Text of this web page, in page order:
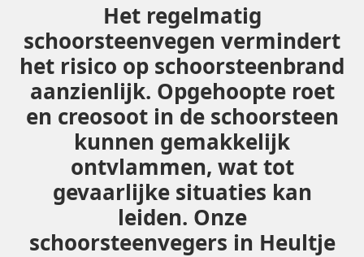
Het regelmatig
schoorsteenvegen vermindert
het risico op schoorsteenbrand
aanzienlijk. Opgehoopte roet
en creosoot in de schoorsteen
kunnen gemakkelijk
ontvlammen, wat tot
gevaarlijke situaties kan
leiden. Onze
schoorsteenvegers in Heultje